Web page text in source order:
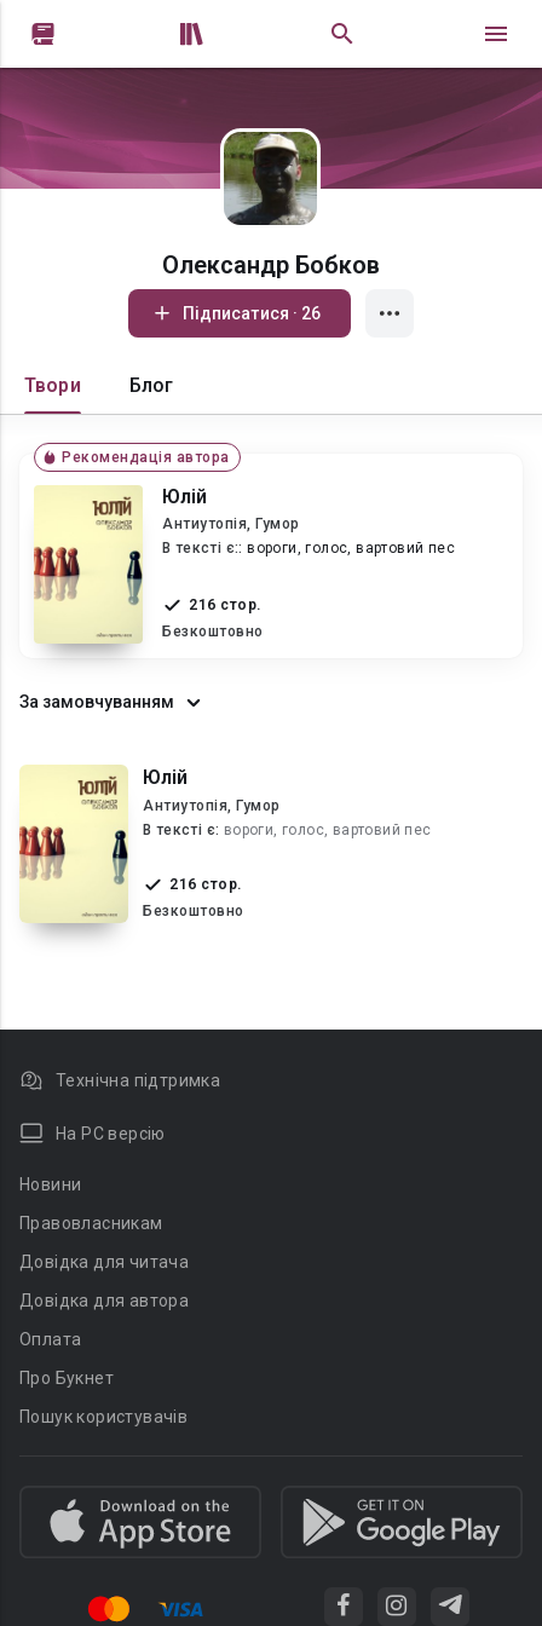
 
Олександр Бобков
Підписатися · 26
Твори Блог
Рекомендація автора
Юлій
Антиутопія, Гумор
В текcті є:: вороги, голос, вартовий пес
216 стор.
Безкоштовно
За замовчуванням
Юлій
Антиутопія, Гумор
В текcті є: вороги, голос, вартовий пес
216 стор.
Безкоштовно
Технічна підтримка
На PC версію
Новини
Правовласникам
Довідка для читача
Довідка для автора
Оплата
Про Букнет
Пошук користувачів